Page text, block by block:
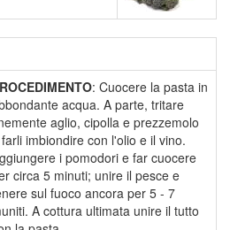
: Cuocere la pasta in
acqua. A parte, tritare
aglio, cipolla e prezzemolo
imbiondire con l'olio e il vino.
i pomodori e far cuocere
circa 5 minuti; unire il pesce e
sul fuoco ancora per 5 - 7
A cottura ultimata unire il tutto